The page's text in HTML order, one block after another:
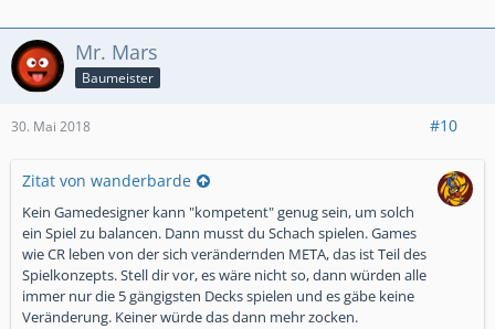
Mr. Mars
Baumeister
30. Mai 2018 #10
Zitat von wanderbarde
Kein Gamedesigner kann "kompetent" genug sein, um solch
ein Spiel zu balancen. Dann musst du Schach spielen. Games
wie CR leben von der sich verändernden META, das ist Teil des
Spielkonzepts. Stell dir vor, es wäre nicht so, dann würden alle
immer nur die 5 gängigsten Decks spielen und es gäbe keine
Veränderung. Keiner würde das dann mehr zocken.